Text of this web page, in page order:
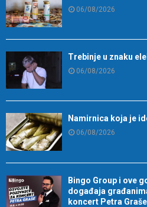
06/08/2026
Trebinje u znaku
06/08/2026
Namirnica koja je
06/08/2026
Bingo Group i ove
događaja
koncert Petra Graše